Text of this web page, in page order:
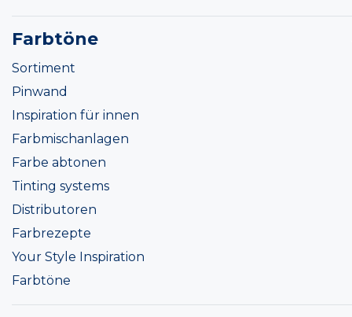
Farbtöne
Sortiment
Pinwand
Inspiration für innen
Farbmischanlagen
Farbe abtonen
Tinting systems
Distributoren
Farbrezepte
Your Style Inspiration
Farbtöne